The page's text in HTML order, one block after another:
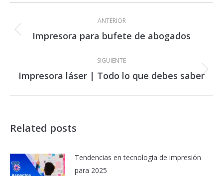
Navegación
entre
publicaciones
ANTERIOR
Publicación
Impresora para bufete de abogados
SIGUIENTE
Publicación
Impresora láser | Todo lo que debes saber
Related posts
Tendencias en tecnología de impresión
para 2025